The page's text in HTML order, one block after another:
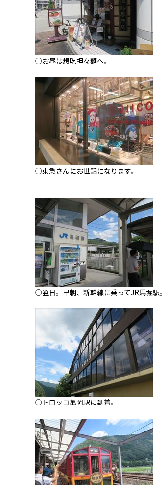
○お昼は想吃担々麺へ。
○東急さんにお世話になります。
○翌日。早朝、新幹線に乗ってJR馬堀駅。
○トロッコ亀岡駅に到着。